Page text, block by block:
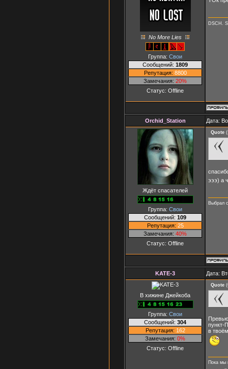
No More Lies
Группа: Свои
Сообщений: 1809
Репутация: 8800
Замечания: 20%
Статус: Offline
DSCH.
Orchid_Station Дата:
Ждёт спасателей
Группа: Свои
Сообщений: 109
Репутация: 25
Замечания: 40%
Статус: Offline
Quote (
эээ) а
Выбрал
KATE-3 Дата:
В хижине Джейкоба
Группа: Свои
Сообщений: 304
Репутация: 162
Замечания: 0%
Статус: Offline
Quote (
пункт-
в
Пока мы